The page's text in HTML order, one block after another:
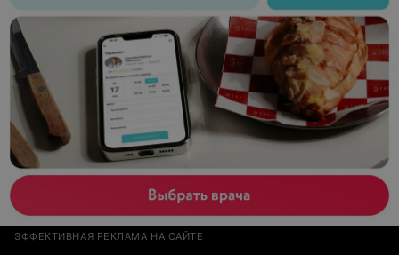
ЭФФЕКТИВНАЯ РЕКЛАМА НА САЙТЕ